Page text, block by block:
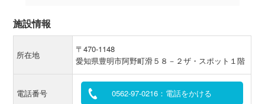
施設情報
所在地
〒470-1148
愛知県豊明市阿野町滑５８－２ザ・スポット１階
電話番号 0562-97-0216：電話をかける